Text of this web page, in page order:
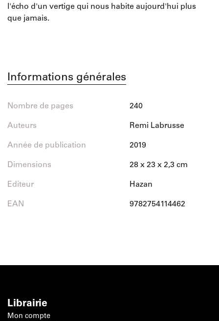
l'écho d'un vertige qui nous habite aujourd'hui plus
que jamais.
Informations générales
Nombre de pages 240
Auteurs Remi Labrusse
Année de publication 2019
Dimensions 28 x 23 x 2,3 cm
Editeur Hazan
EAN 9782754114462
Librairie
Mon compte